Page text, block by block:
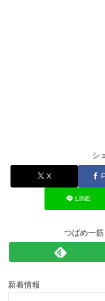
シ
X
LINE
つばめ一
新着情報